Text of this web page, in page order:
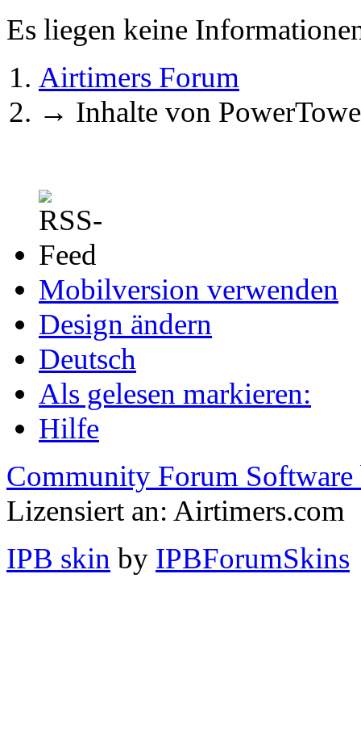
Es liegen keine
Airtimers Forum
→ Inhalte von
Mobilversion verwenden
Design ändern
Deutsch
Als gelesen markieren:
Hilfe
Community Forum Software
Lizensiert an: Airtimers.com
IPB skin by IPBForumSkins